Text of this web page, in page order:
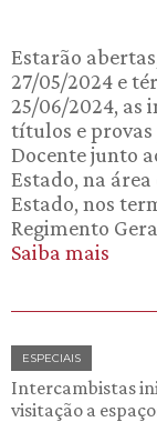
Estarão
27/05/2024 e
25/06/2024, as
títulos e provas
Docente junto
Estado, na
Estado, nos
Regimento
Saiba mais
ESPECIAIS
Intercambistas
visitação a